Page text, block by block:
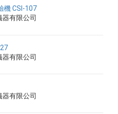
機 CSI-107
有限公司
有限公司
有限公司